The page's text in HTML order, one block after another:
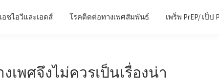
เอชไอวีและเอดส์ โรคติดต่อทางเพศสัมพันธ์ เพร็พ PrEP/ เป็ป
พศจึงไม่ควรเป็นเรื่องน่า